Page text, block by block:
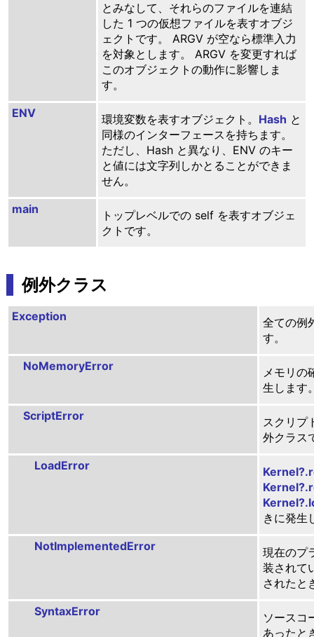
とみなして、それらのファイルを連結
した 1 つの仮想ファイルを表すオブジ
ェクトです。 ARGV が空なら標準入力
を対象とします。 ARGV を変更すれば
このオブジェクトの動作に影響しま
す。
ENV 環境変数を表すオブジェクト。 Hash と
同様のインターフェースを持ちます。
ただし、Hash と異なり、ENV のキー
と値には文字列しかとることができま
せん。
main
トップレベルでの self を表すオブジェ
クトです。
例外クラス
Exception
全ての例
す。
NoMemoryError
メモリの
生します
ScriptError
スクリプ
外クラス
LoadError
きに発生
NotImplementedError
現在のプ
装されて
されたと
SyntaxError
ソースコ
あったと